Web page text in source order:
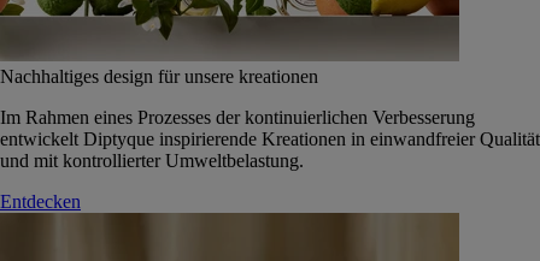
Nachhaltiges design für unsere kreationen
Im Rahmen eines Prozesses der kontinuierlichen Verbesserung
entwickelt Diptyque inspirierende Kreationen in einwandfreier Qualität
und mit kontrollierter Umweltbelastung.
Entdecken